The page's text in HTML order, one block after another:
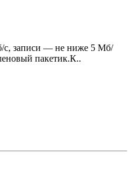
с, записи — не ниже 5 Мб/
пакетик.К..